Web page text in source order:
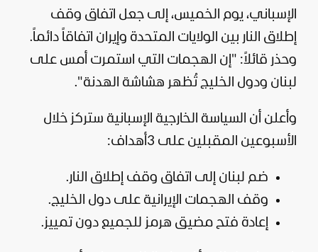
الإسباني، يوم الخميس، إلى جعل اتفاق وقف
إطلاق النار بين الولايات المتحدة وإيران اتفاقاً دائماً.
وحذر قائلاً: "إن الهجمات التي استمرت أمس على
لبنان ودول الخليج تُظهر هشاشة الهدنة".
وأعلن أن السياسة الخارجية الإسبانية ستركز خلال
الأسبوعين المقبلين على 3أهداف:
ضم لبنان إلى اتفاق وقف إطلاق النار.
وقف الهجمات الإيرانية على دول الخليج.
إعادة فتح مضيق هرمز للجميع دون تمييز.